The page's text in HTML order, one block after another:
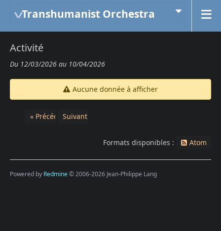
Transhumanist Orchestra
Activité
Du 12/03/2026 au 10/04/2026
Aucune donnée à afficher
« PrécédentSuivant »
Formats disponibles : Atom
Powered by Redmine© 2006-2026 Jean-Philippe Lang